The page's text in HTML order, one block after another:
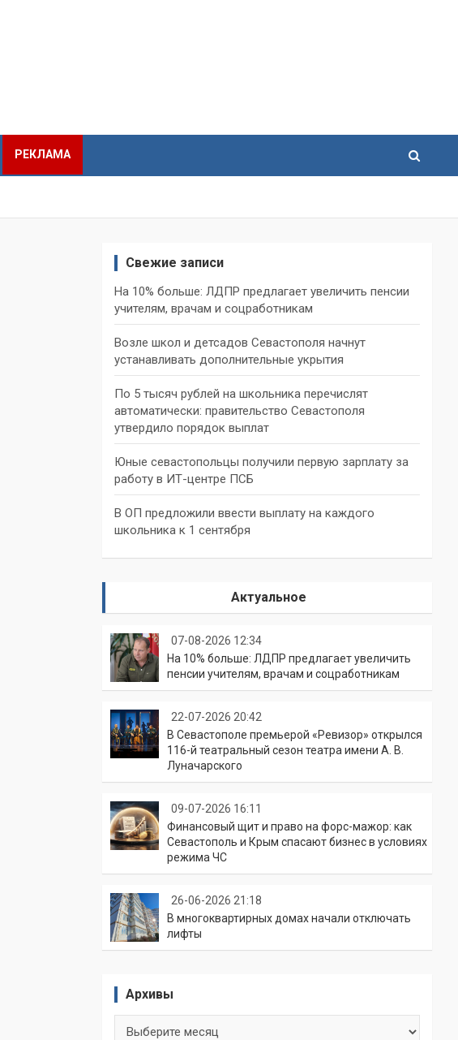
РЕКЛАМА
Свежие записи
На 10% больше: ЛДПР предлагает увеличить пенсии
учителям, врачам и соцработникам
Возле школ и детсадов Севастополя начнут
устанавливать дополнительные укрытия
По 5 тысяч рублей на школьника перечислят
автоматически: правительство Севастополя
утвердило порядок выплат
Юные севастопольцы получили первую зарплату за
работу в ИТ-центре ПСБ
В ОП предложили ввести выплату на каждого
школьника к 1 сентября
Актуальное
07-08-2026 12:34
На 10% больше: ЛДПР предлагает увеличить
пенсии учителям, врачам и соцработникам
22-07-2026 20:42
В Севастополе премьерой «Ревизор» открылся
116-й театральный сезон театра имени А. В.
Луначарского
09-07-2026 16:11
Финансовый щит и право на форс-мажор: как
Севастополь и Крым спасают бизнес в условиях
режима ЧС
26-06-2026 21:18
В многоквартирных домах начали отключать
лифты
Архивы